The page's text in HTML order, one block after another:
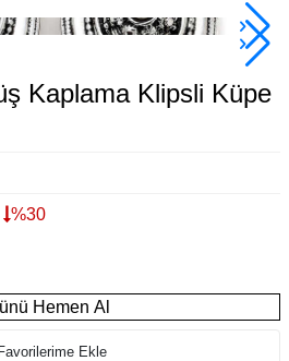
Kaplama Klipsli Küpe
%30
Hemen Al
Ekle